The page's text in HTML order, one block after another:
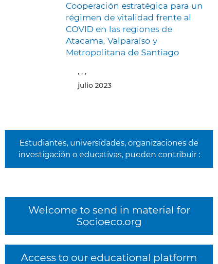
Cooperación estratégica para un
régimen de vitalidad frente al
COVID en las regiones de
Atacama, Valparaíso y
Metropolitana de Santiago
, , ,
julio 2023
Estudiantes, universidades, organizaciones de
investigación o educativas, pueden contribuir :
Welcome to send in material for
Socioeco.org
Access to our educational platform